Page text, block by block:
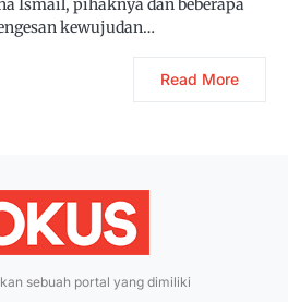
Ismail, pihaknya dan beberapa
kewujudan…
Read More
sebuah portal yang dimiliki